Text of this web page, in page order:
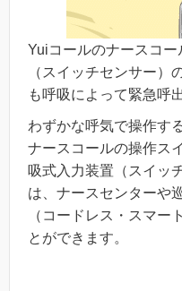
Yuiコールのナースコ
（スイッチセンサー）
も呼吸によって緊急呼
わずかな呼気で操作す
ナースコールの操作ス
吸式入力装置（スイッ
は、ナースセンターや
（コードレス・スマー
とができます。